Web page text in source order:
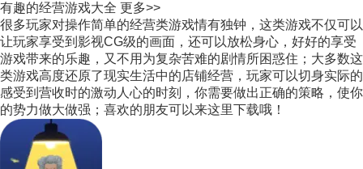
有趣的经营游戏大全 更多>>
很多玩家对操作简单的经营类游戏情有独钟，这类游戏不仅可以
让玩家享受到影视CG级的画面，还可以放松身心，好好的享受
游戏带来的乐趣，又不用为复杂苦难的剧情所困惑住；大多数这
类游戏高度还原了现实生活中的店铺经营，玩家可以切身实际的
感受到营收时的激动人心的时刻，你需要做出正确的策略，使你
的势力做大做强；喜欢的朋友可以来这里下载哦！